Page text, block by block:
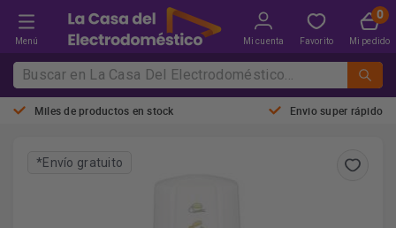
Menú Mi cuenta Favorito Mi pedido
Miles de productos en stock Envio super rápido
*Envío gratuito